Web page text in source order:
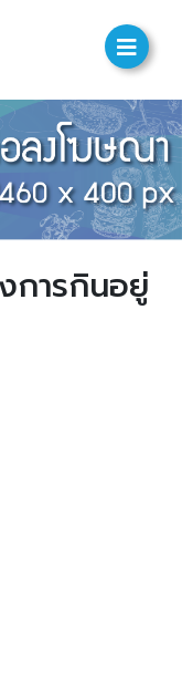
การกินอยู่